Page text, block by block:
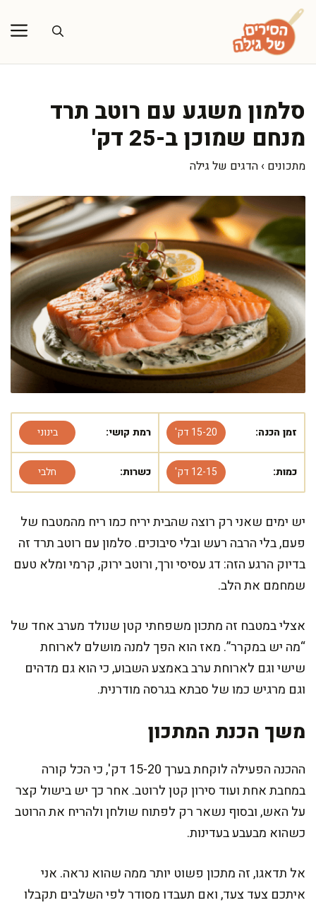
לדלג
לתוכן
סלמון משגע עם רוטב תרד
מנחם שמוכן ב-25 דק'
מתכונים › הדגים של גילה
זמן הכנה: 15-20 דק' רמת קושי: בינוני
כמות: 12-15 דק' כשרות: חלבי
יש ימים שאני רק רוצה שהבית יריח כמו ריח מהמטבח של
פעם, בלי הרבה רעש ובלי סיבוכים. סלמון עם רוטב תרד זה
בדיוק הרגע הזה: דג עסיסי ורך, ורוטב ירוק, קרמי ומלא טעם
שמחמם את הלב.
אצלי במטבח זה מתכון משפחתי קטן שנולד מערב אחד של
“מה יש במקרר”. מאז הוא הפך למנה מושלם לארוחת
שישי וגם לארוחת ערב באמצע השבוע, כי הוא גם מדהים
וגם מרגיש כמו של סבתא בגרסה מודרנית.
משך הכנת המתכון
ההכנה הפעילה לוקחת בערך 15-20 דק', כי הכל קורה
במחבת אחת ועוד סירון קטן לרוטב. אחר כך יש בישול קצר
על האש, ובסוף נשאר רק לפתוח שולחן ולהריח את הרוטב
כשהוא מבעבע בעדינות.
אל תדאגו, זה מתכון פשוט יותר ממה שהוא נראה. אני
איתכם צעד צעד, ואם תעבדו מסודר לפי השלבים תקבלו